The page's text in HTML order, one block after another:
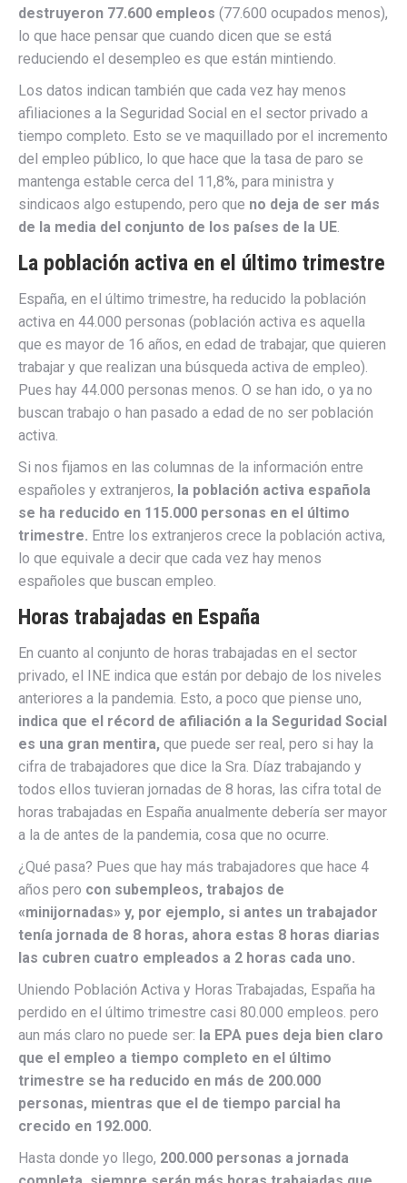
destruyeron 77.600 empleos (77.600 ocupados menos),
lo que hace pensar que cuando dicen que se está
reduciendo el desempleo es que están mintiendo.
Los datos indican también que cada vez hay menos
afiliaciones a la Seguridad Social en el sector privado a
tiempo completo. Esto se ve maquillado por el incremento
del empleo público, lo que hace que la tasa de paro se
mantenga estable cerca del 11,8%, para ministra y
sindicaos algo estupendo, pero que no deja de ser más
de la media del conjunto de los países de la UE.
La población activa en el último trimestre
España, en el último trimestre, ha reducido la población
activa en 44.000 personas (población activa es aquella
que es mayor de 16 años, en edad de trabajar, que quieren
trabajar y que realizan una búsqueda activa de empleo).
Pues hay 44.000 personas menos. O se han ido, o ya no
buscan trabajo o han pasado a edad de no ser población
activa.
Si nos fijamos en las columnas de la información entre
españoles y extranjeros, la población activa española
se ha reducido en 115.000 personas en el último
trimestre. Entre los extranjeros crece la población activa,
lo que equivale a decir que cada vez hay menos
españoles que buscan empleo.
Horas trabajadas en España
En cuanto al conjunto de horas trabajadas en el sector
privado, el INE indica que están por debajo de los niveles
anteriores a la pandemia. Esto, a poco que piense uno,
indica que el récord de afiliación a la Seguridad Social
es una gran mentira, que puede ser real, pero si hay la
cifra de trabajadores que dice la Sra. Díaz trabajando y
todos ellos tuvieran jornadas de 8 horas, las cifra total de
horas trabajadas en España anualmente debería ser mayor
a la de antes de la pandemia, cosa que no ocurre.
¿Qué pasa? Pues que hay más trabajadores que hace 4
años pero con subempleos, trabajos de
«minijornadas» y, por ejemplo, si antes un trabajador
tenía jornada de 8 horas, ahora estas 8 horas diarias
las cubren cuatro empleados a 2 horas cada uno.
Uniendo Población Activa y Horas Trabajadas, España ha
perdido en el último trimestre casi 80.000 empleos. pero
aun más claro no puede ser: la EPA pues deja bien claro
que el empleo a tiempo completo en el último
trimestre se ha reducido en más de 200.000
personas, mientras que el de tiempo parcial ha
crecido en 192.000.
Hasta donde yo llego, 200.000 personas a jornada